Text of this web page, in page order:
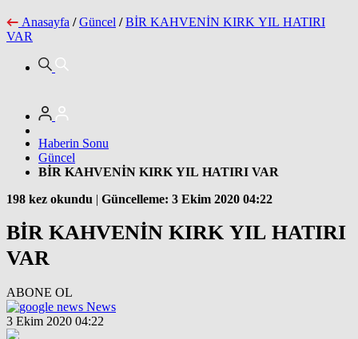
Anasayfa / Güncel / BİR KAHVENİN KIRK YIL HATIRI
VAR
Haberin Sonu
Güncel
BİR KAHVENİN KIRK YIL HATIRI VAR
198 kez okundu | Güncelleme: 3 Ekim 2020 04:22
BİR KAHVENİN KIRK YIL HATIRI
VAR
ABONE OL
News
3 Ekim 2020 04:22